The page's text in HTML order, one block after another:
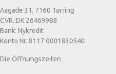
Aagade 31, 7160 Tørring
CVR. DK 26469988
Bank: Nykredit
Konto Nr. 8117 0001830540
Die Öffnungszeiten